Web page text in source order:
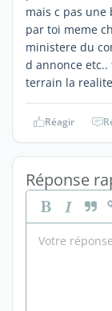
mais c pas
par toi meme
ministere du
d annonce
terrain la
Réagir
Réponse